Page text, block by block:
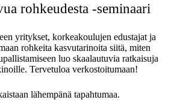
rohkeudesta -seminaari
yritykset, korkeakoulujen edustajat ja
rohkeita kasvutarinoita siitä, miten
luo skaalautuvia ratkaisuja
Tervetuloa verkostoitumaan!
lähempänä tapahtumaa.